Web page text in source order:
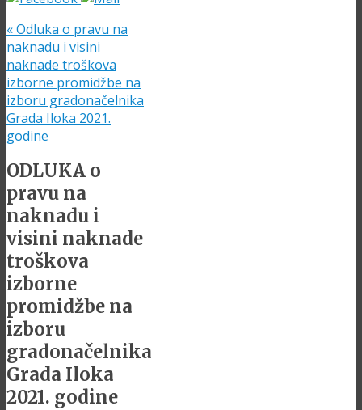
«Odluka o pravu na
naknadu i visini
naknade troškova
izborne promidžbe na
izboru gradonačelnika
Grada Iloka 2021.
godine
ODLUKA o
pravu na
naknadu i
visini naknade
troškova
izborne
promidžbe na
izboru
gradonačelnika
Grada Iloka
2021. godine